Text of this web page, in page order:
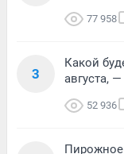
77 958
3
Какой
августа,
52 936
Пирожное